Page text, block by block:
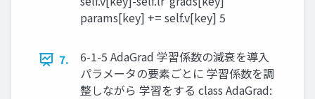
params[key] += self.v[key] 5
7.
6-1-5 AdaGrad 学習係数の減衰を導入
パラメータの要素ごとに 学習係数を調
整しながら 学習をする class AdaGrad: